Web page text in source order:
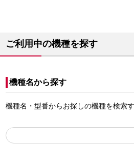
ご利用中の機種を探す
機種名から探す
機種名・型番からお探しの機種を検索